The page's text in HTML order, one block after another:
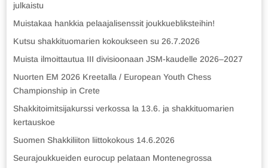
julkaistu
Muistakaa hankkia pelaajalisenssit joukkuebliksteihin!
Kutsu shakkituomarien kokoukseen su 26.7.2026
Muista ilmoittautua III divisioonaan JSM-kaudelle 2026–2027
Nuorten EM 2026 Kreetalla / European Youth Chess
Championship in Crete
Shakkitoimitsijakurssi verkossa la 13.6. ja shakkituomarien
kertauskoe
Suomen Shakkiliiton liittokokous 14.6.2026
Seurajoukkueiden eurocup pelataan Montenegrossa